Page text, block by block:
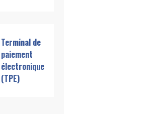
Terminal de
paiement
électronique
(TPE)